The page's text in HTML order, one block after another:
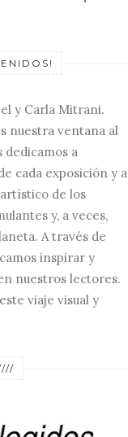
y Carla Mitrani.
nuestra ventana al
dedicamos a
cada exposición y a
de los
y, a veces,
A través de
inspirar y
nuestros lectores.
viaje visual y